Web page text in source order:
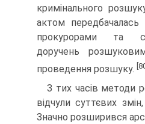
кримінального
актом
прокурорами та
доручень
проведення розшуку.
З тих часів методи
відчули суттєвих
Значно розширився